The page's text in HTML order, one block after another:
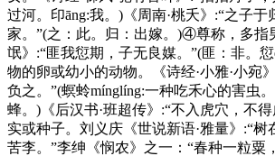
过河。印āng:我。)《周南·桃夭》:“之子于
家。”(之：此。归：出嫁。)④尊称，多指
氓》:“匪我愆期，子无良媒。”(匪：非。
物的卵或幼小的动物。《诗经·小雅·小宛
负之。”(螟蛉mínglíng:一种吃禾心的害虫
蜂。)《后汉书·班超传》:“不入虎穴，不
实或种子。刘义庆《世说新语·雅量》:“
苦李。”李绅《悯农》之一：“春种一粒